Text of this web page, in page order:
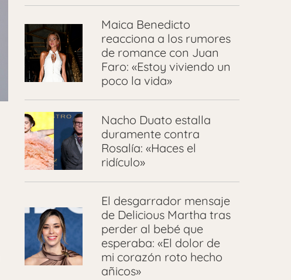
Maica Benedicto
reacciona a los rumores
de romance con Juan
Faro: «Estoy viviendo un
poco la vida»
Nacho Duato estalla
duramente contra
Rosalía: «Haces el
ridículo»
El desgarrador mensaje
de Delicious Martha tras
perder al bebé que
esperaba: «El dolor de
mi corazón roto hecho
añicos»